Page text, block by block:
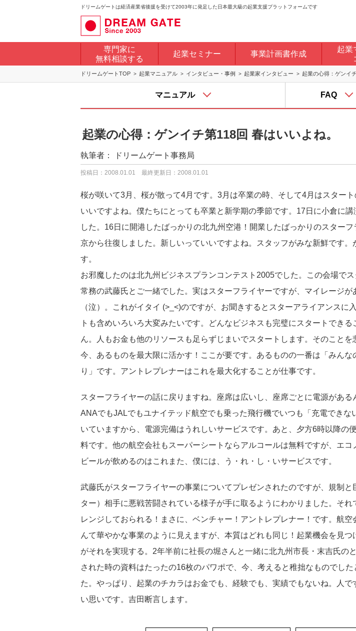
ドリームゲートは経済産業省後援を受けて2003年に発足した日本最大級の起業支援プラットフォームです
専門家に
無料相談する
起業セミナー 事業計画書作成
起業
ドリームゲートTOP 起業マニュアル インタビュー・事例 起業家インタビュー 起業の心得：ゲンイ
マニュアル FAQ
起業の心得：ゲンイチ第118回 春はいいよね。
執筆者： ドリームゲート事務局
投稿日：2008.01.01 最終更新日：2008.01.01
桜が咲いて3月、桜が散って4月です。3月は卒業の時、そして4月はスター
いいですよね。僕たちにとっても卒業と新学期の季節です。17日に小倉に講
した。16日に開港したばっかりの北九州空港！開業したばっかりのスターフ
京から往復しました。新しいっていいですよね。スタッフがみな新鮮です。
す。
お邪魔したのは北九州ビジネスプランコンテスト2005でした。この会場で
常務の武藤氏とご一緒でした。実はスターフライヤーですが、マイレージが
（泣）。これがイタイ (>_<)のですが、お聞きするとスターアライアンスに
トも含めいろいろ大変みたいです。どんなビジネスも完璧にスタートできる
ん。人もお金も他のリソースも足らずじまいでスタートします。そのことを
今、あるものを最大限に活かす！ここが要です。あるものの一番は「みんな
り」です。アントレプレナーはこれを最大化することが仕事です。
スターフライヤーの話に戻りますね。座席は広いし、座席ごとに電源がある
ANAでもJALでもユナイテッド航空でも乗った飛行機でいつも「充電できな
いていますから、電源完備はうれしいサービスです。あと、夕方6時以降の
料です。他の航空会社もスーパーシートならアルコールは無料ですが、エコ
ビールが飲めるのはこれまた、僕には、う・れ・し・いサービスです。
武藤氏がスターフライヤーの事業についてプレゼンされたのですが、規制と
ター）相手に悪戦苦闘されている様子が手に取るようにわかりました。それ
レンジしておられる！まさに、ベンチャー！アントレプレナー！です。航空
んて華やかな事業のように見えますが、本質はどれも同じ！起業機会を見つ
がそれを実現する。2年半前に社長の堀さんと一緒に北九州市長・末吉氏の
された時の資料はたったの16枚のパワポで、今、考えると稚拙なものでした
た。やっぱり、起業のチカラはお金でも、経験でも、実績でもないね。人で
い思いです。吉田断言します。